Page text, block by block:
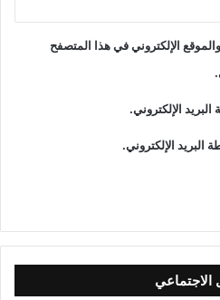
الإلكتروني في هذا المتصفح
الإلكتروني.
البريد الإلكتروني.
الاجتماعي